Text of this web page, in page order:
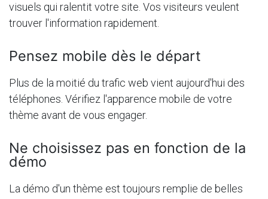
visuels qui ralentit votre site. Vos visiteurs veulent
trouver l'information rapidement.
Pensez mobile dès le départ
Plus de la moitié du trafic web vient aujourd'hui des
téléphones. Vérifiez l'apparence mobile de votre
thème avant de vous engager.
Ne choisissez pas en fonction de la
démo
La démo d'un thème est toujours remplie de belles